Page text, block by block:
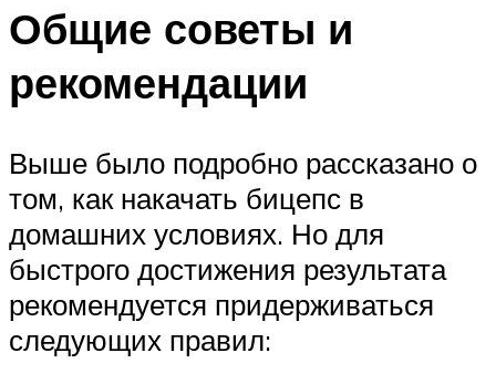
Общие советы и
рекомендации
Выше было подробно рассказано о
том, как накачать бицепс в
домашних условиях. Но для
быстрого достижения результата
рекомендуется придерживаться
следующих правил: